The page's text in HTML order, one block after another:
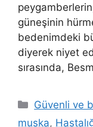
güneşinin
bedenimdeki
diyerek niyet
sırasında,
Güvenli ve
muska,